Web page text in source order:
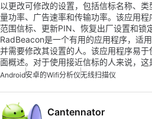
以更改可修改的设置，包括信标名称、
量功率、广告速率和传输功率。该应用程
范围信标、更新PIN、恢复出厂设置和锁
RadBeacon是一个有用的应用程序，适
并需要修改其设置的人。该应用程序易
面概述。对于使用接近信标的人来说，这
Android安卓的wifi分析仪无线扫描仪
Cantennator